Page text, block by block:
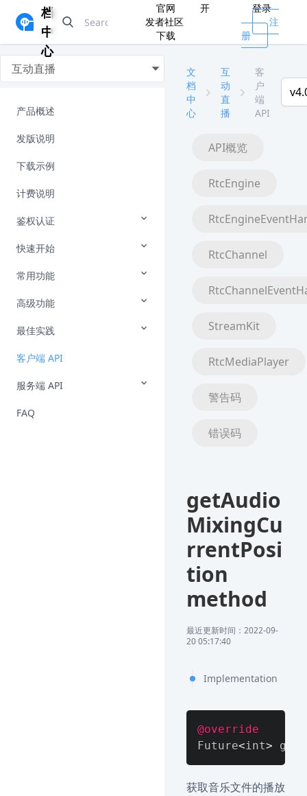
档
中
心
官网
开
发者社区
下载
登录
注
册
互动直播
产品概述
发版说明
下载示例
计费说明
鉴权认证
快速开始
常用功能
高级功能
最佳实践
客户端 API
服务端 API
FAQ
文
档
中
心
互
动
直
播
客
户
端
API
API概览
RtcEngine
RtcChannel
StreamKit
RtcMediaPlayer
警告码
错误码
getAudio
MixingCu
rrentPosi
tion
method
最近更新时间：2022-09-
20 05:17:40
Implementation
@override
Future<int>
获取音乐文件的播放